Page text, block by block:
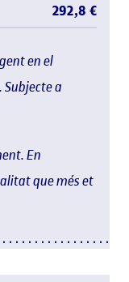
en el
a
En
que més et
292,8 €